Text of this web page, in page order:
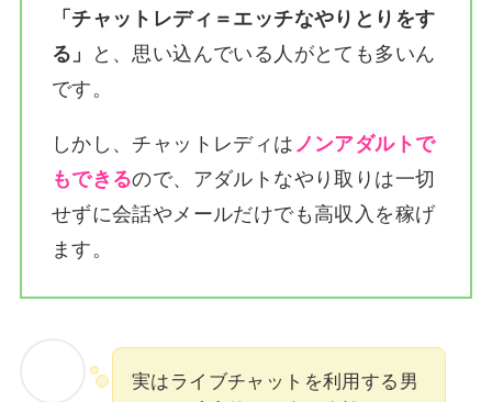
「チャットレディ＝エッチなやりとりをす
る」
と、思い込んでいる人がとても多いん
です。
しかし、チャットレディは ノンアダルトで
もできるので、アダルトなやり取りは一切
せずに会話やメールだけでも高収入を稼げ
ます。
実はライブチャットを利用する男